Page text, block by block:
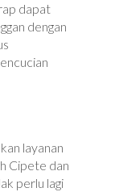
dapat
dengan
layanan
Cipete dan
perlu lagi